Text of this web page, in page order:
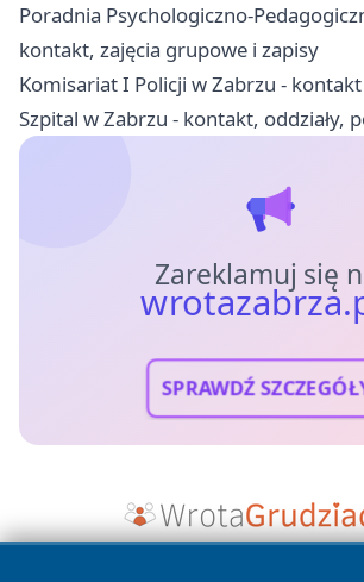
Poradnia Psychologiczno-
kontakt, zajęcia grupowe i zapisy
Komisariat I Policji w Zabrzu -
Szpital w Zabrzu - kontakt, oddziały,
Zareklamuj się
SPRAWDŹ